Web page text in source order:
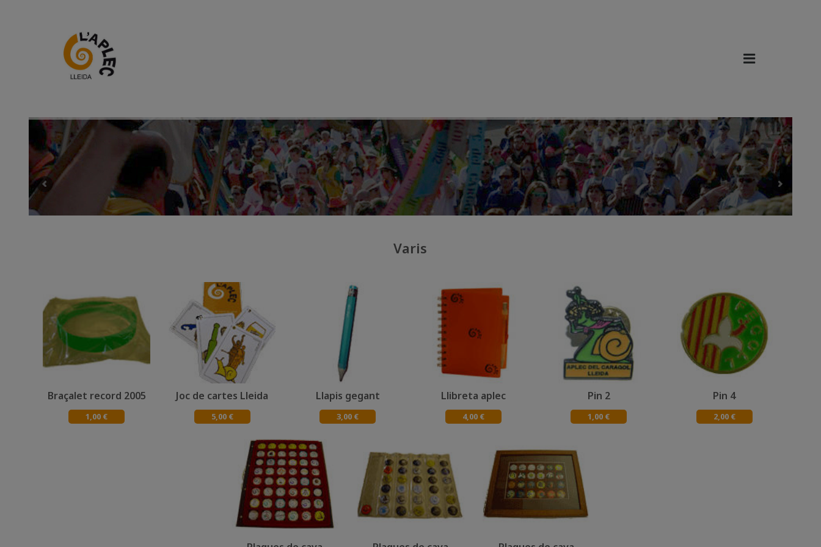
Varis
Braçalet record 2005
1,00 €
Joc de cartes Lleida
5,00 €
Llapis gegant
3,00 €
Llibreta aplec
4,00 €
Pin 2
1,00 €
Pin 4
2,00 €